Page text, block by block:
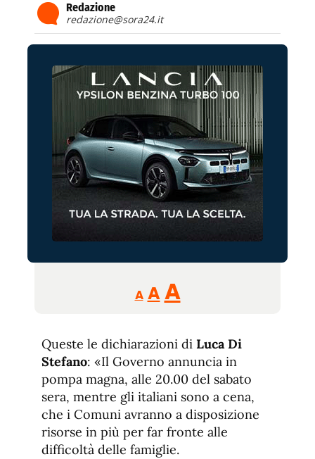
Redazione
redazione@sora24.it
A
Reducir
tamaño
A Restablecer
de
fuente
AAumentar
de
fuente.
Queste le dichiarazioni di Luca Di
Stefano: «Il Governo annuncia in
pompa magna, alle 20.00 del sabato
sera, mentre gli italiani sono a cena,
che i Comuni avranno a disposizione
risorse in più per far fronte alle
difficoltà delle famiglie.